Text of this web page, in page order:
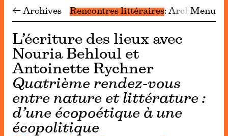
← Archives Rencontres littéraires Archives
Menu
L’écriture des lieux avec
Nouria Behloul et
Antoinette Rychner
Quatrième rendez-vous
entre nature et littérature :
d’une écopoétique à une
écopolitique